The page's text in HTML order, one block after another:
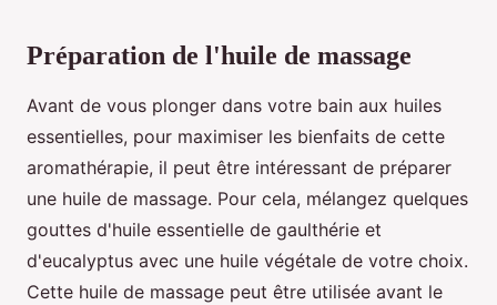
Préparation de l'huile de massage
Avant de vous plonger dans votre bain aux huiles
essentielles, pour maximiser les bienfaits de cette
aromathérapie, il peut être intéressant de préparer
une huile de massage. Pour cela, mélangez quelques
gouttes d'huile essentielle de gaulthérie et
d'eucalyptus avec une huile végétale de votre choix.
Cette huile de massage peut être utilisée avant le